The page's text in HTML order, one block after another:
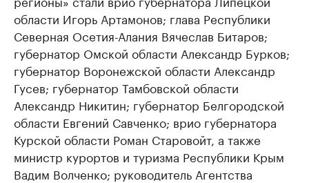
области Игорь Артамонов; глава Республики
Северная Осетия-Алания Вячеслав Битаров;
губернатор Омской области Александр Бурков;
губернатор Воронежской области Александр
Гусев; губернатор Тамбовской области
Александр Никитин; губернатор Белгородской
области Евгений Савченко; врио губернатора
Курской области Роман Старовойт, а также
министр курортов и туризма Республики Крым
Вадим Волченко; руководитель Агентства